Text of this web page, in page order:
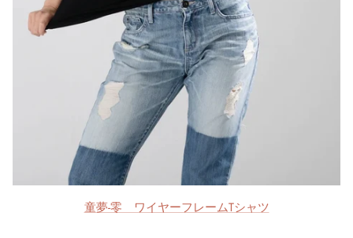
童夢-零 ワイヤーフレームTシャツ